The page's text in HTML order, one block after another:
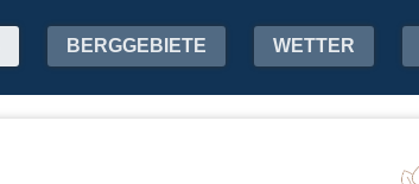
BERGGEBIETE WETTER